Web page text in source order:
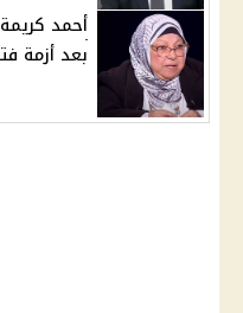
أحمد
بعد أزمة